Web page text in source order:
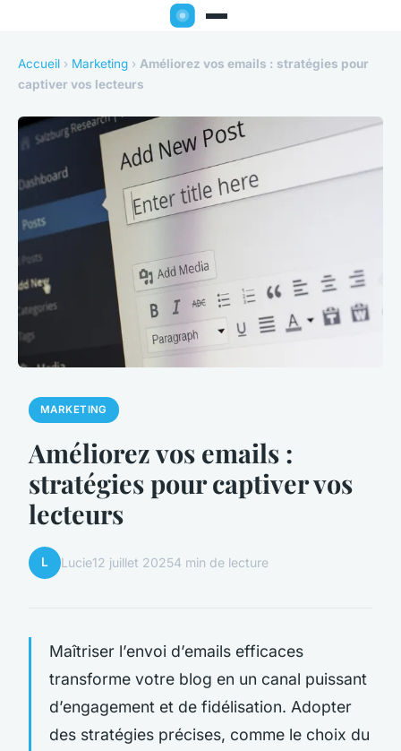
Accueil › Marketing › Améliorez vos emails : stratégies pour
captiver vos lecteurs
MARKETING
Améliorez vos emails :
stratégies pour captiver vos
lecteurs
L Lucie12 juillet 20254 min de lecture
Maîtriser l’envoi d’emails efficaces
transforme votre blog en un canal puissant
d’engagement et de fidélisation. Adopter
des stratégies précises, comme le choix du